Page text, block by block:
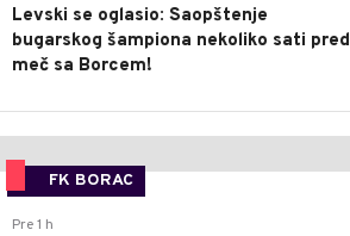
Levski se oglasio: Saopštenje
bugarskog šampiona nekoliko sati pred
meč sa Borcem!
FK BORAC
Pre 1 h